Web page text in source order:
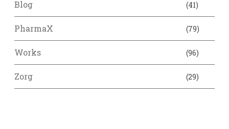
Blog (41)
PharmaX (79)
Works (96)
Zorg (29)